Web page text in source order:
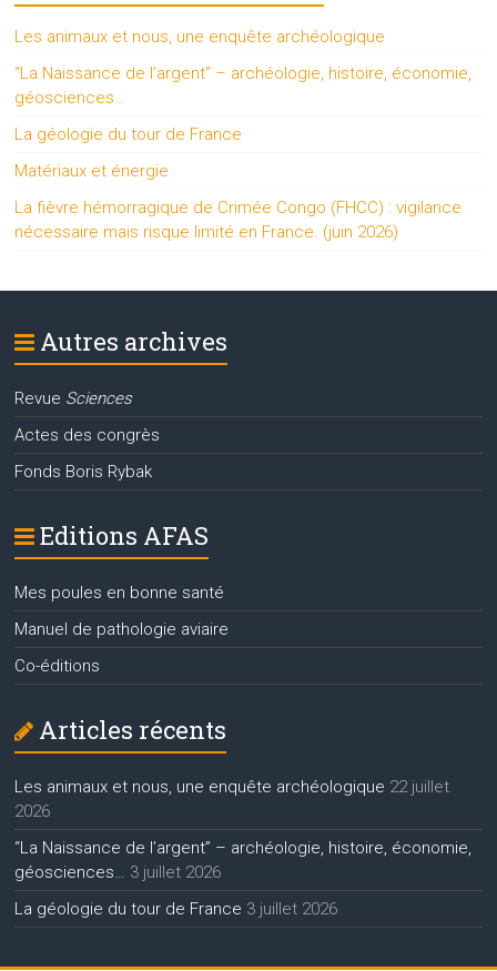
Les animaux et nous, une enquête archéologique
“La Naissance de l’argent” – archéologie, histoire, économie,
géosciences…
La géologie du tour de France
Matériaux et énergie
La fièvre hémorragique de Crimée Congo (FHCC) : vigilance
nécessaire mais risque limité en France. (juin 2026)
Autres archives
Revue Sciences
Actes des congrès
Fonds Boris Rybak
Editions AFAS
Mes poules en bonne santé
Manuel de pathologie aviaire
Co-éditions
Articles récents
Les animaux et nous, une enquête archéologique 22 juillet
2026
“La Naissance de l’argent” – archéologie, histoire, économie,
géosciences…
3 juillet 2026
La géologie du tour de France 3 juillet 2026